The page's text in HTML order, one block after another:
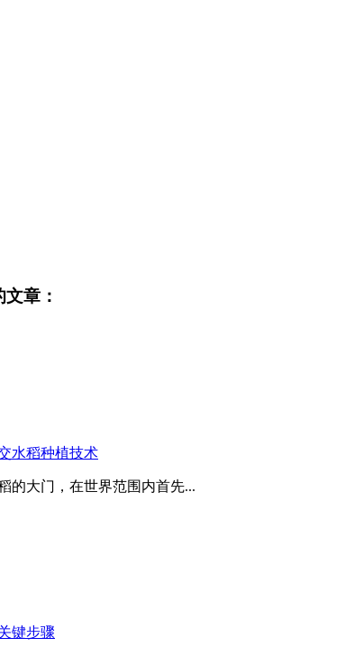
章：
水稻种植技术
的大门，在世界范围内首先...
键步骤